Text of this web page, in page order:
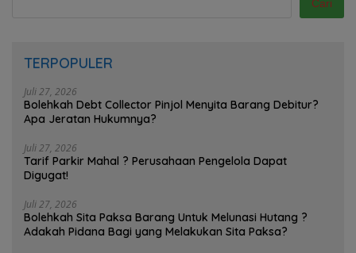
Cari
TERPOPULER
Juli 27, 2026
Bolehkah Debt Collector Pinjol Menyita Barang Debitur?
Apa Jeratan Hukumnya?
Juli 27, 2026
Tarif Parkir Mahal ? Perusahaan Pengelola Dapat
Digugat!
Juli 27, 2026
Bolehkah Sita Paksa Barang Untuk Melunasi Hutang ?
Adakah Pidana Bagi yang Melakukan Sita Paksa?